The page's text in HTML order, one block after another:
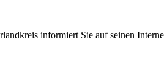
informiert Sie auf seinen